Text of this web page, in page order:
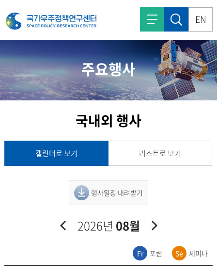
EN
주요행사
국내외 행사
캘린더로 보기 리스트로 보기
행사일정 내려받기
2026년 08월
Fr 포럼 Se 세미나